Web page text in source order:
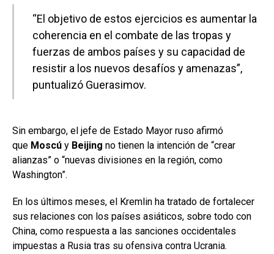
“El objetivo de estos ejercicios es aumentar la
coherencia en el combate de las tropas y
fuerzas de ambos países y su capacidad de
resistir a los nuevos desafíos y amenazas”,
puntualizó Guerasimov.
Sin embargo, el jefe de Estado Mayor ruso afirmó
que Moscú y Beijing no tienen la intención de “crear
alianzas” o “nuevas divisiones en la región, como
Washington”.
En los últimos meses, el Kremlin ha tratado de fortalecer
sus relaciones con los países asiáticos, sobre todo con
China, como respuesta a las sanciones occidentales
impuestas a Rusia tras su ofensiva contra Ucrania.